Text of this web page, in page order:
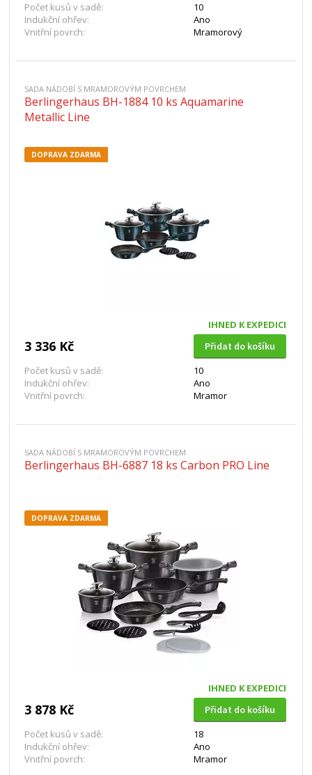
Počet kusů v sadě:
10
Indukční ohřev:
Ano
Vnitřní povrch:
Mramorový
SADA NÁDOBÍ S MRAMOROVÝM POVRCHEM
Berlingerhaus BH-1884 10 ks Aquamarine
Metallic Line
DOPRAVA ZDARMA
IHNED K EXPEDICI
3 336 Kč
Přidat do košíku
Počet kusů v sadě:
10
Indukční ohřev:
Ano
Vnitřní povrch:
Mramor
SADA NÁDOBÍ S MRAMOROVÝM POVRCHEM
Berlingerhaus BH-6887 18 ks Carbon PRO Line
DOPRAVA ZDARMA
IHNED K EXPEDICI
3 878 Kč
Přidat do košíku
Počet kusů v sadě:
18
Indukční ohřev:
Ano
Vnitřní povrch:
Mramor